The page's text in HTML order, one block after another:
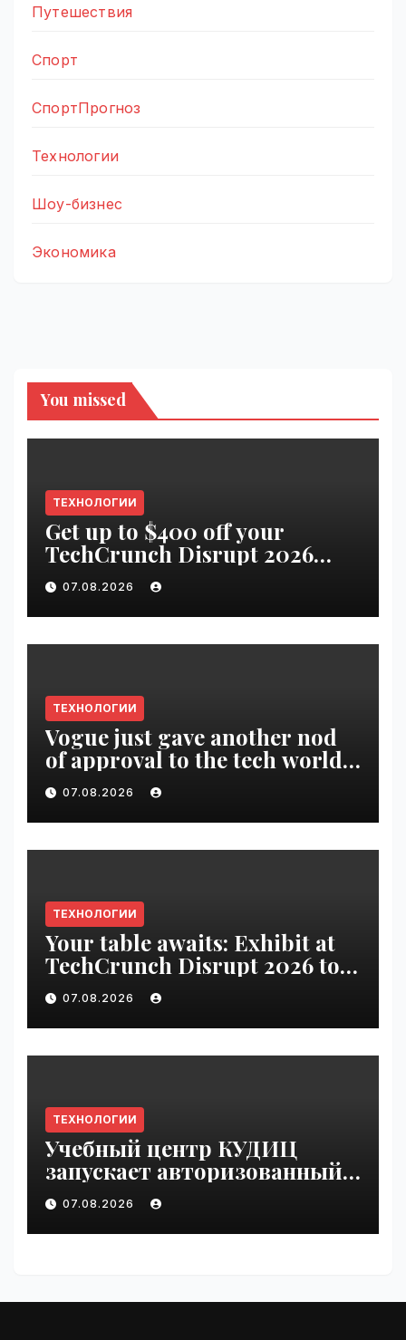
Путешествия
Спорт
СпортПрогноз
Технологии
Шоу-бизнес
Экономика
You missed
ТЕХНОЛОГИИ
Get up to $400 off your
TechCrunch Disrupt 2026
pass until tomorrow |
VseTime.ru
07.08.2026
ТЕХНОЛОГИИ
Vogue just gave another nod
of approval to the tech world |
VseTime.ru
07.08.2026
ТЕХНОЛОГИИ
Your table awaits: Exhibit at
TechCrunch Disrupt 2026 to
be seen by thousands |
VseTime.ru
07.08.2026
ТЕХНОЛОГИИ
Учебный центр КУДИЦ
запускает авторизованный
курс по
администрированию Mind
Migrate#guest | VseTime.ru
07.08.2026